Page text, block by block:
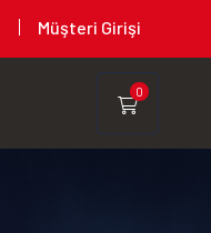
Müşteri Girişi
0